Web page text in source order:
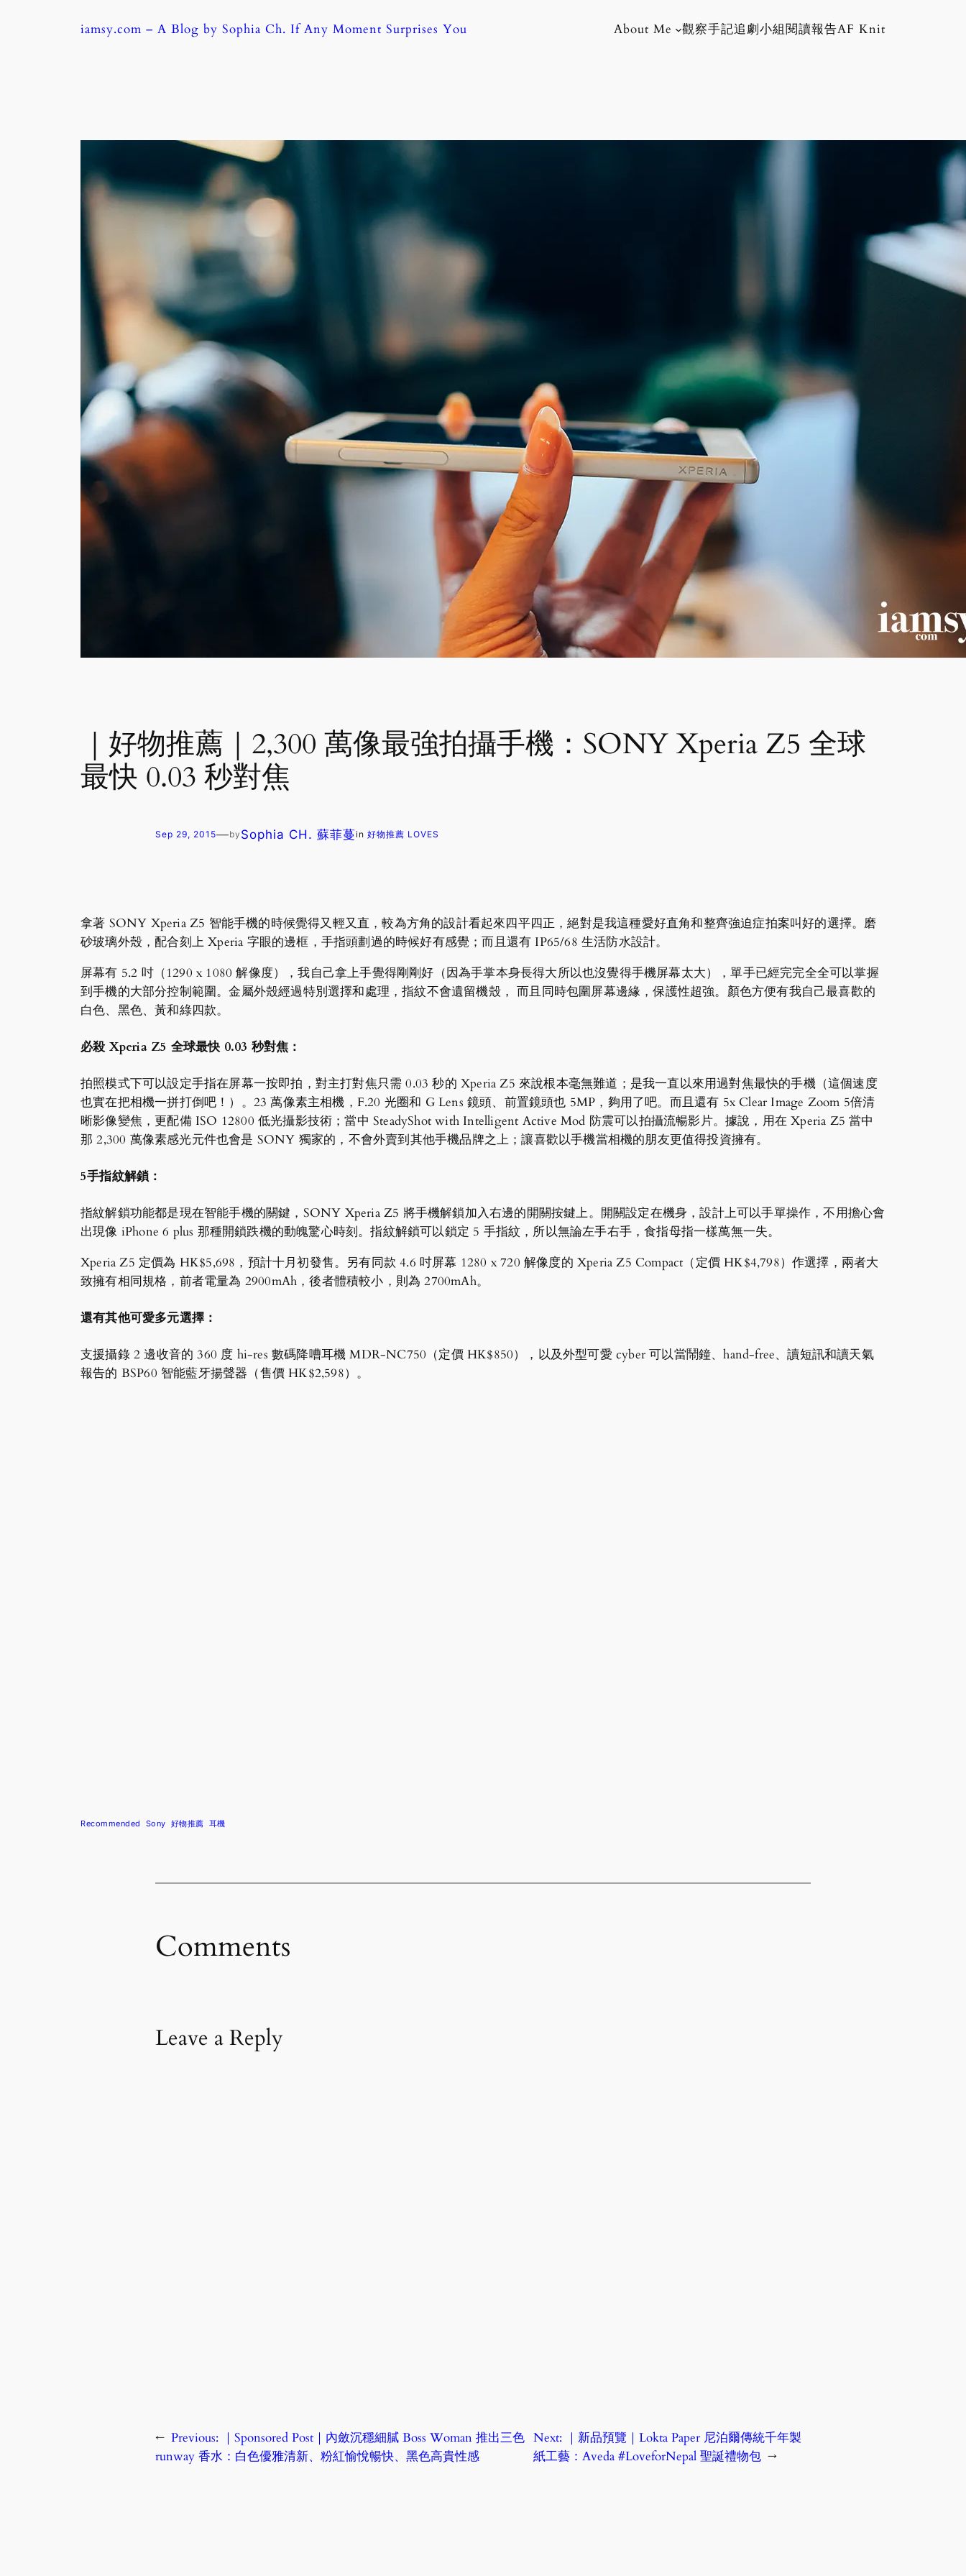
iamsy.com – A Blog by Sophia Ch. If Any Moment Surprises You About Me 觀察手記追劇小組閱讀報告AF Knit
｜好物推薦｜2,300 萬像最強拍攝手機：SONY Xperia Z5 全球
最快 0.03 秒對焦
Sep 29, 2015—by Sophia CH. 蘇菲蔓in 好物推薦 LOVES
拿著 SONY Xperia Z5 智能手機的時候覺得又輕又直，較為方角的設計看起來四平四正，絕對是我這種愛好直角和整齊強迫症拍案叫好的選擇。磨
砂玻璃外殼，配合刻上 Xperia 字眼的邊框，手指頭劃過的時候好有感覺；而且還有 IP65/68 生活防水設計。
屏幕有 5.2 吋（1290 x 1080 解像度），我自己拿上手覺得剛剛好（因為手掌本身長得大所以也沒覺得手機屏幕太大），單手已經完完全全可以掌握
到手機的大部分控制範圍。金屬外殼經過特別選擇和處理，指紋不會遺留機殼， 而且同時包圍屏幕邊緣，保護性超強。顏色方便有我自己最喜歡的
白色、黑色、黃和綠四款。
必殺 Xperia Z5 全球最快 0.03 秒對焦：
拍照模式下可以設定手指在屏幕一按即拍，對主打對焦只需 0.03 秒的 Xperia Z5 來說根本毫無難道；是我一直以來用過對焦最快的手機（這個速度
也實在把相機一拼打倒吧！）。23 萬像素主相機，F.20 光圈和 G Lens 鏡頭、前置鏡頭也 5MP，夠用了吧。而且還有 5x Clear Image Zoom 5倍清
晰影像變焦，更配備 ISO 12800 低光攝影技術；當中 SteadyShot with Intelligent Active Mod 防震可以拍攝流暢影片。據說，用在 Xperia Z5 當中
那 2,300 萬像素感光元件也會是 SONY 獨家的，不會外賣到其他手機品牌之上；讓喜歡以手機當相機的朋友更值得投資擁有。
5手指紋解鎖：
指紋解鎖功能都是現在智能手機的關鍵，SONY Xperia Z5 將手機解鎖加入右邊的開關按鍵上。開關設定在機身，設計上可以手單操作，不用擔心會
出現像 iPhone 6 plus 那種開鎖跌機的動魄驚心時刻。指紋解鎖可以鎖定 5 手指紋，所以無論左手右手，食指母指一樣萬無一失。
Xperia Z5 定價為 HK$5,698，預計十月初發售。另有同款 4.6 吋屏幕 1280 x 720 解像度的 Xperia Z5 Compact（定價 HK$4,798）作選擇，兩者大
致擁有相同規格，前者電量為 2900mAh，後者體積較小，則為 2700mAh。
還有其他可愛多元選擇：
支援攝錄 2 邊收音的 360 度 hi-res 數碼降嘈耳機 MDR-NC750（定價 HK$850），以及外型可愛 cyber 可以當鬧鐘、hand-free、讀短訊和讀天氣
報告的 BSP60 智能藍牙揚聲器（售價 HK$2,598）。
Recommended Sony 好物推薦 耳機
Comments
Leave a Reply
← Previous: ｜Sponsored Post｜內斂沉穩細膩 Boss Woman 推出三色
runway 香水：白色優雅清新、粉紅愉悅暢快、黑色高貴性感
Next: ｜新品預覽｜Lokta Paper 尼泊爾傳統千年製
紙工藝：Aveda #LoveforNepal 聖誕禮物包 →